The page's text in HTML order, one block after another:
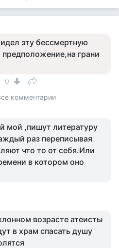
эту бессмертную
грани
0
комментарии
мой ,пишут литературу
раз переписывая
что то от себя.Или
в котором оно
возрасте атеисты
в храм спасать душу